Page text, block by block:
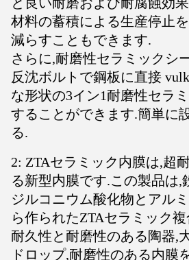
材料の蓄積による生産停止
減らすこともできます.
さらに,耐磨性セラミックシ
反沈ボルトで鋼板に直接
な形状の3イン1耐磨性セラ
することができます.簡単に
る.
2: ZTAセラミック内膜は,超
る新型内膜です.この製品は,
ジルコニウム酸化物とアル
ら作られたZTAセラミック
耐久性と耐磨性のある陶器,
ドロップ,耐磨性のある内膜